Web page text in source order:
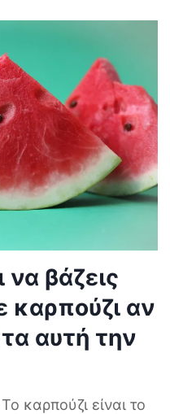
να βάζεις
καρπούζι αν
αυτή την
καρπούζι είναι το